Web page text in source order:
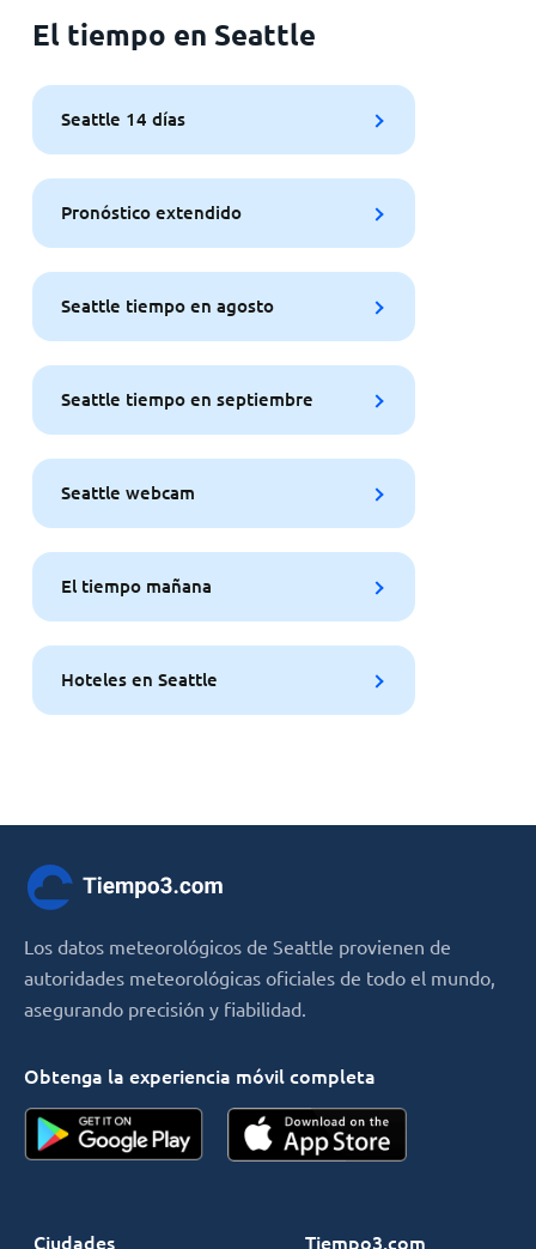
El tiempo en Seattle
Seattle 14 días
Pronóstico extendido
Seattle tiempo en agosto
Seattle tiempo en septiembre
Seattle webcam
El tiempo mañana
Hoteles en Seattle
Los datos meteorológicos de Seattle provienen de
autoridades meteorológicas oficiales de todo el mundo,
asegurando precisión y fiabilidad.
Obtenga la experiencia móvil completa
Ciudades Tiempo3.com